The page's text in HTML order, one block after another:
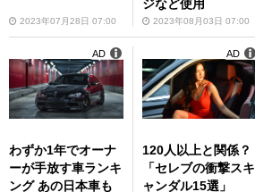
2023年07月28日 07:00
ジなど使用
2023年08月03日 07:00
わずか1年でオーナ
ーが手放す車ランキ
ング あの日本車も
AD
120人以上と関係？
「セレブの衝撃スキ
ャンダル15選」
AD